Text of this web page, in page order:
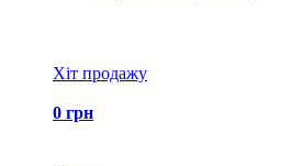
Хіт продажу
0 грн